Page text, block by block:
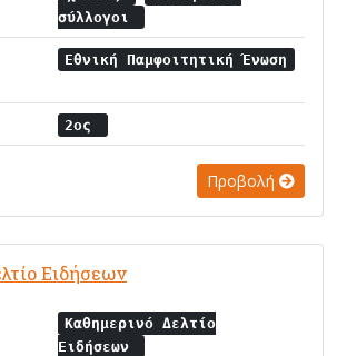
σύλλογοι
Εθνική Παμφοιτητική Ένωση
2ος
Προβολή
Ειδήσεων
Καθημερινό Δελτίο
Ειδήσεων